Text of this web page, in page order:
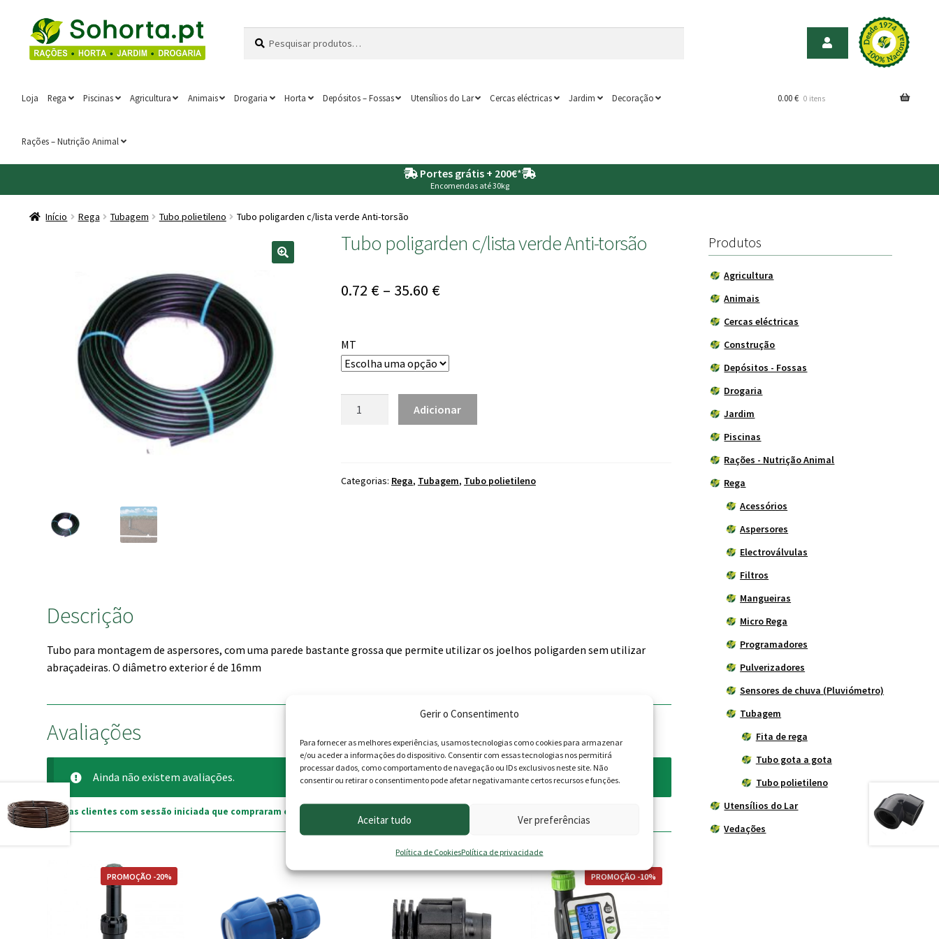
Gerir o Consentimento
Para fornecer as melhores experiências, usamos tecnologias como cookies para armazenar
e/ou aceder a informações do dispositivo. Consentir com essas tecnologias nos permitirá
processar dados, como comportamento de navegação ou IDs exclusivos neste site. Não
consentir ou retirar o consentimento pode afetar negativamante certos recursos e funções.
Aceitar tudo Ver preferências
Política de CookiesPolítica de privacidade
Ir
para
a
Saltar
para
o
por:
Loja Rega Piscinas Agricultura Animais Drogaria Horta Depósitos – Fossas Utensílios do Lar Cercas eléctricas Jardim Decoração
Rações – Nutrição Animal
0.00€ 0 itens
Portes grátis + 200€*
Encomendas até 30kg
Início Rega Tubagem Tubo polietileno Tubo poligarden c/lista verde Anti-torsão
Tubo poligarden c/lista verde Anti-torsão
0.72 € – 35.60 €Price
through
35.60 €
MT
verde
Adicionar
Categorias: Rega, Tubagem, Tubo polietileno
Descrição
Tubo para montagem de aspersores, com uma parede bastante grossa que permite utilizar os joelhos poligarden sem utilizar
abraçadeiras. O diâmetro exterior é de 16mm
Avaliações
Ainda não existem avaliações.
Apenas clientes com sessão iniciada que compraram este produto podem deixar opinião.
PROMOÇÃO -20%
multiple
variants.
PROMOÇÃO -10%
Produtos
Agricultura
Animais
Cercas eléctricas
Construção
Depósitos - Fossas
Drogaria
Jardim
Piscinas
Rações - Nutrição Animal
Rega
Acessórios
Aspersores
Electroválvulas
Filtros
Mangueiras
Micro Rega
Programadores
Pulverizadores
Sensores de chuva (Pluviómetro)
Tubagem
Fita de rega
Tubo gota a gota
Tubo polietileno
Utensílios do Lar
Vedações